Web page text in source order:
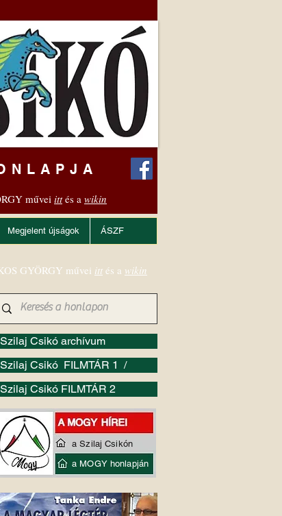
műveiittés a wikin
Megjelent újságok ÁSZF
Szilaj Csikó archívum
Szilaj Csikó FILMTÁR 1 /
Szilaj Csikó FILMTÁR 2
GYÖRGY művei itt és a wikin
a Szilaj Csikón
a MOGY honlapján